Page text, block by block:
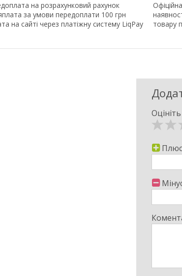
на розрахунковий рахунок
за умови передоплати 100 грн
на сайті через платіжну систему LiqPay
товару